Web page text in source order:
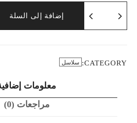
إضافة إلى السلة
CATEGORY: سلاسل
معلومات
مراجعات (0)